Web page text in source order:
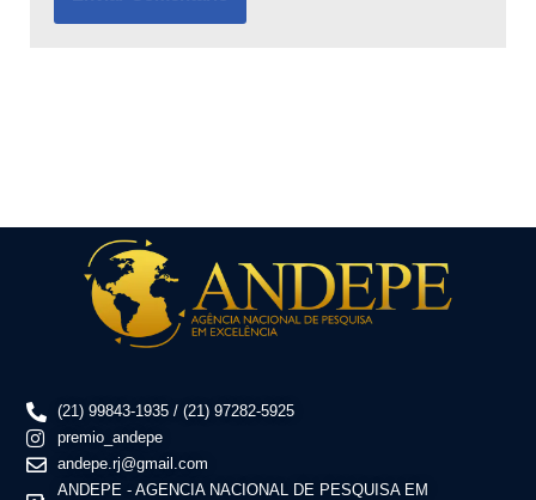
(21) 99843-1935 / (21) 97282-5925
premio_andepe
andepe.rj@gmail.com
ANDEPE - AGENCIA NACIONAL DE PESQUISA EM